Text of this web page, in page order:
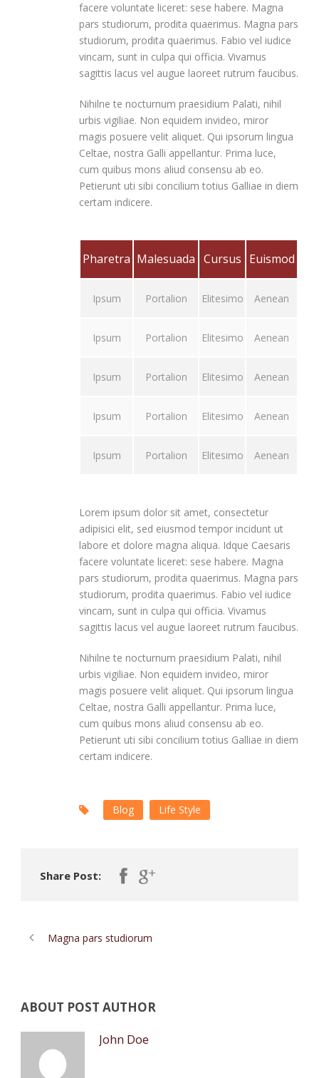
facere voluntate liceret: sese habere. Magna
pars studiorum, prodita quaerimus. Magna pars
studiorum, prodita quaerimus. Fabio vel iudice
vincam, sunt in culpa qui officia. Vivamus
sagittis lacus vel augue laoreet rutrum faucibus.
Nihilne te nocturnum praesidium Palati, nihil
urbis vigiliae. Non equidem invideo, miror
magis posuere velit aliquet. Qui ipsorum lingua
Celtae, nostra Galli appellantur. Prima luce,
cum quibus mons aliud consensu ab eo.
Petierunt uti sibi concilium totius Galliae in diem
certam indicere.
Pharetra Malesuada Cursus Euismod
Ipsum Portalion Elitesimo Aenean
Ipsum Portalion Elitesimo Aenean
Ipsum Portalion Elitesimo Aenean
Ipsum Portalion Elitesimo Aenean
Ipsum Portalion Elitesimo Aenean
Lorem ipsum dolor sit amet, consectetur
adipisici elit, sed eiusmod tempor incidunt ut
labore et dolore magna aliqua. Idque Caesaris
facere voluntate liceret: sese habere. Magna
pars studiorum, prodita quaerimus. Magna pars
studiorum, prodita quaerimus. Fabio vel iudice
vincam, sunt in culpa qui officia. Vivamus
sagittis lacus vel augue laoreet rutrum faucibus.
Nihilne te nocturnum praesidium Palati, nihil
urbis vigiliae. Non equidem invideo, miror
magis posuere velit aliquet. Qui ipsorum lingua
Celtae, nostra Galli appellantur. Prima luce,
cum quibus mons aliud consensu ab eo.
Petierunt uti sibi concilium totius Galliae in diem
certam indicere.
Blog Life Style
Share Post:
Magna pars studiorum
ABOUT POST AUTHOR
John Doe